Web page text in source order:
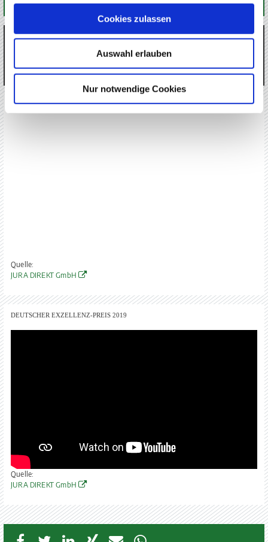
Cookies zulassen
Auswahl erlauben
Nur notwendige Cookies
SUCHE
AUSGEZEICHNETER SERVICE
Quelle:
JURA DIREKT GmbH
DEUTSCHER EXZELLENZ-PREIS 2019
Quelle:
JURA DIREKT GmbH